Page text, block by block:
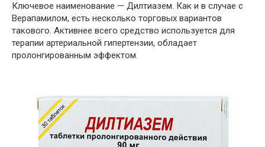
Ключевое наименование — Дилтиазем. Как и в случае с
Верапамилом, есть несколько торговых вариантов
такового. Активнее всего средство используется для
терапии артериальной гипертензии, обладает
пролонгированным эффектом.